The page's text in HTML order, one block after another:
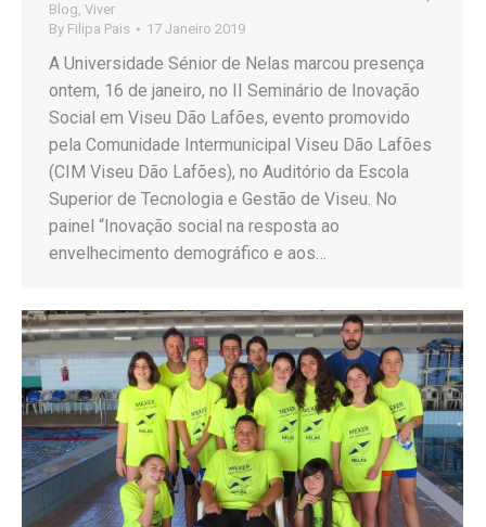
Blog, Viver
By Filipa Pais 17 Janeiro 2019
A Universidade Sénior de Nelas marcou presença
ontem, 16 de janeiro, no II Seminário de Inovação
Social em Viseu Dão Lafões, evento promovido
pela Comunidade Intermunicipal Viseu Dão Lafões
(CIM Viseu Dão Lafões), no Auditório da Escola
Superior de Tecnologia e Gestão de Viseu. No
painel “Inovação social na resposta ao
envelhecimento demográfico e aos…